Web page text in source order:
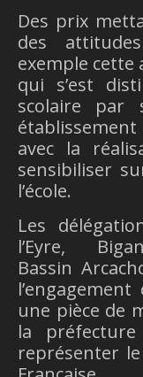
Des prix
des
exemple cette
qui s’est
scolaire par
avec la
sensibiliser
l’école.
Les
l’Eyre,
Bassin
une pièce de
la
représenter